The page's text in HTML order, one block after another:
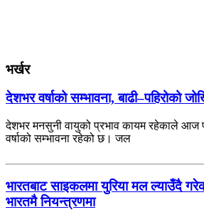
भर्खर
देशभर वर्षाको सम्भावना, बाढी–पहिरोको
देशभर मनसुनी वायुको प्रभाव कायम रहेकाले आज
वर्षाको सम्भावना रहेको छ। जल
भारतबाट साइकलमा युरिया मल ल्याउँदै
भारतमै नियन्त्रणमा